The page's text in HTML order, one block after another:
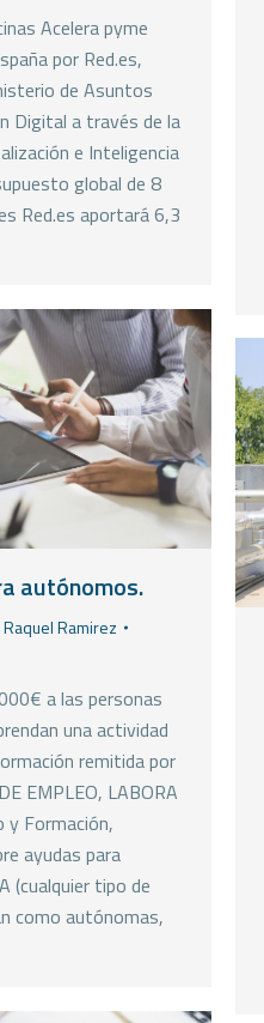
Acelera pyme
por Red.es,
de Asuntos
Digital a través de la
e Inteligencia
global de 8
Red.es aportará 6,3
autónomos.
Raquel Ramirez
a las personas
una actividad
remitida por
EMPLEO, LABORA
y Formación,
ayudas para
(cualquier tipo de
como autónomas,